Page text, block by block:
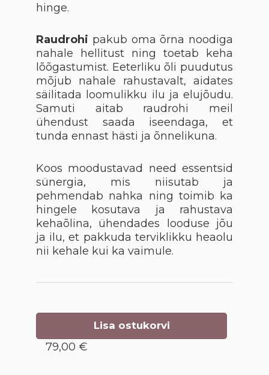
hinge.
Raudrohi pakub oma õrna noodiga
nahale hellitust ning toetab keha
lõõgastumist. Eeterliku õli puudutus
mõjub nahale rahustavalt, aidates
säilitada loomulikku ilu ja elujõudu.
Samuti aitab raudrohi meil
ühendust saada iseendaga, et
tunda ennast hästi ja õnnelikuna.
Koos moodustavad need essentsid
sünergia, mis niisutab ja
pehmendab nahka ning toimib ka
hingele kosutava ja rahustava
kehaõlina, ühendades looduse jõu
ja ilu, et pakkuda terviklikku heaolu
nii kehale kui ka vaimule.
Lisa ostukorvi
79,00 €